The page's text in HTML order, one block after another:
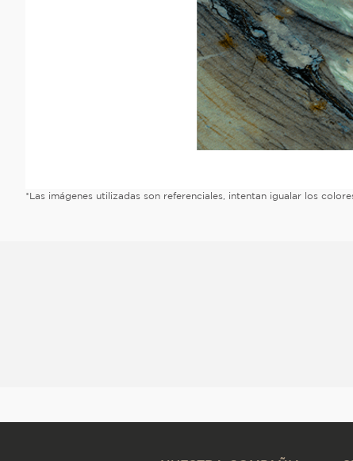
*Las imágenes utilizadas son referenciales, intentan igualar los